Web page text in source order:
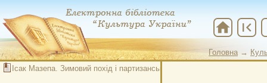
Головна →
home first_page
Ісак Мазепа. Зимовий похід і партизанський рух на Україні в 1919 р.